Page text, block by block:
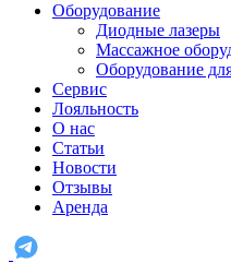
Оборудование
Диодные лазеры
Массажное
Оборудование
Сервис
Лояльность
О нас
Статьи
Новости
Отзывы
Аренда